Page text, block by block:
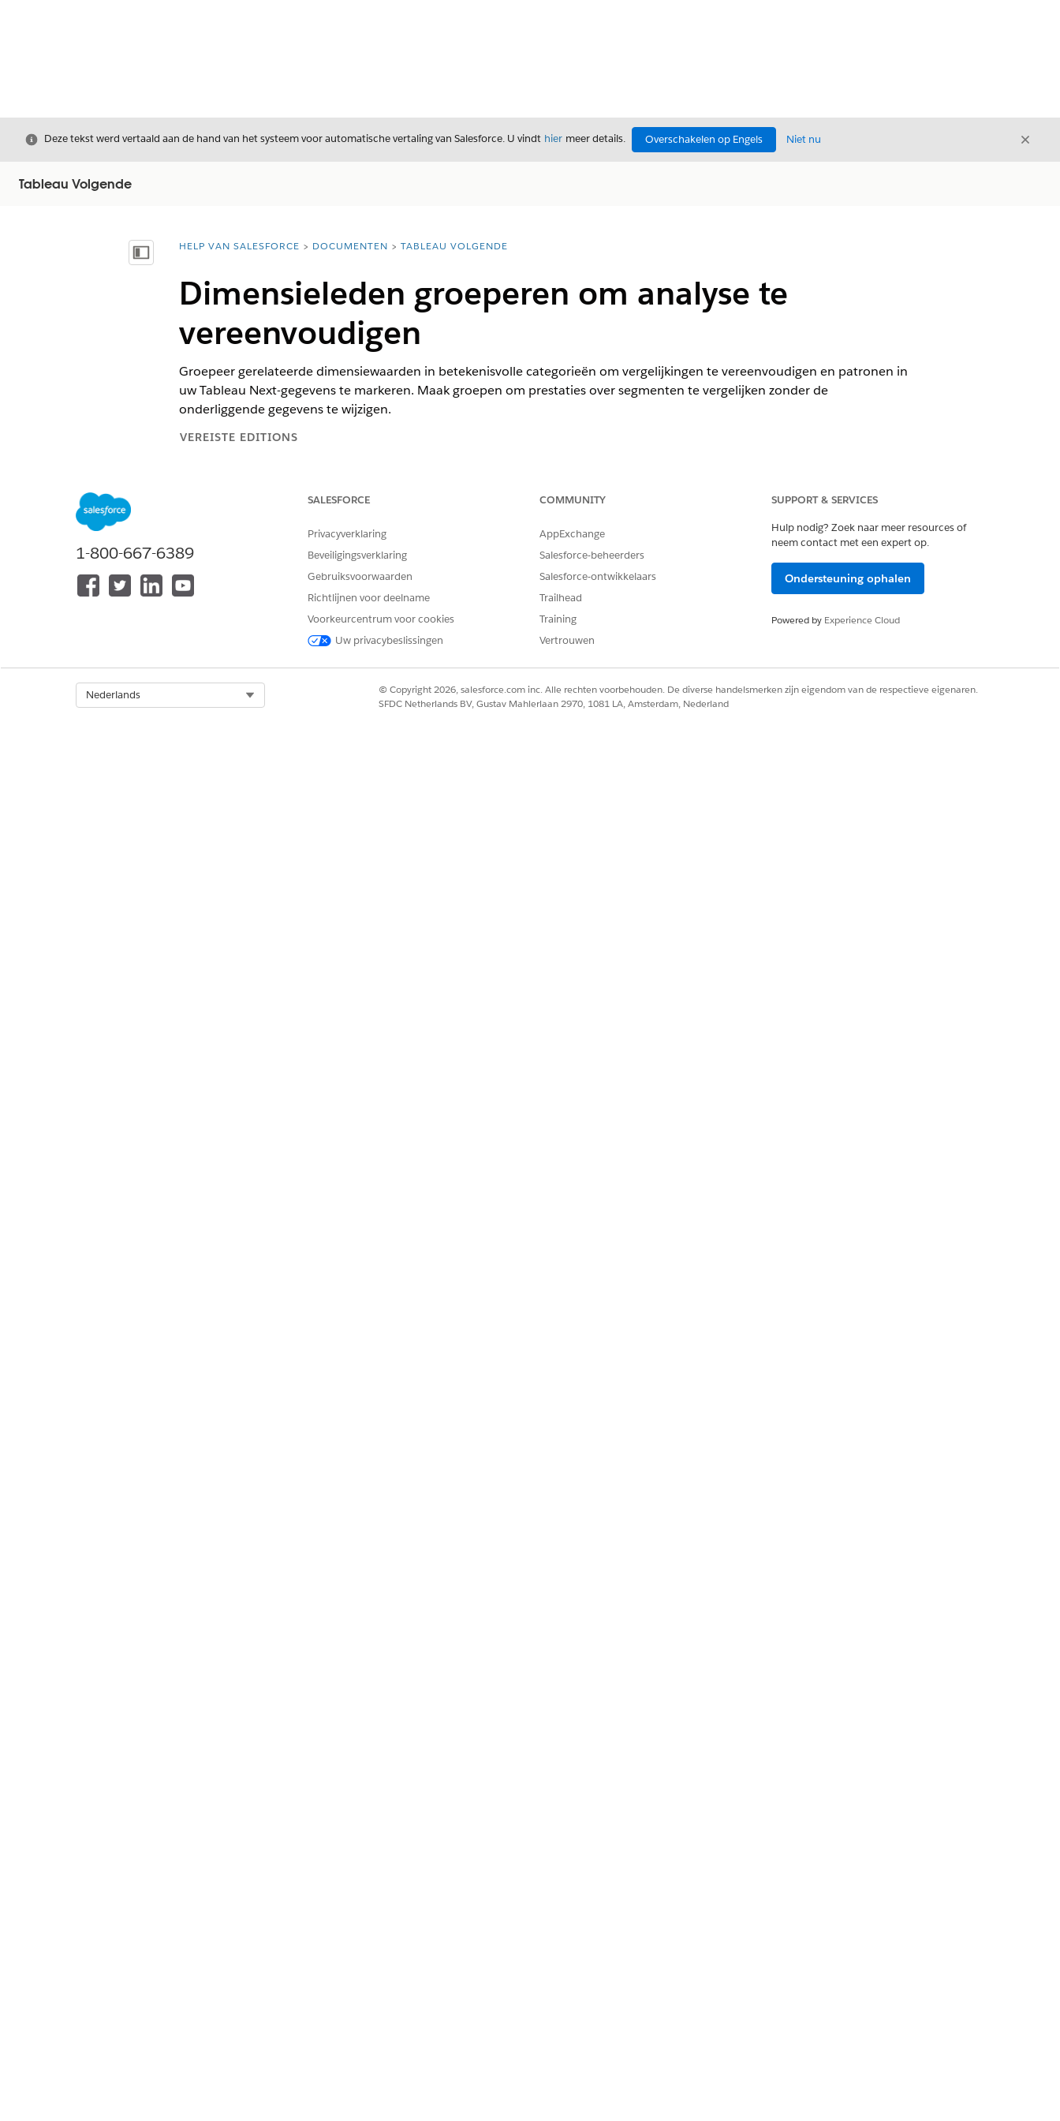
Sluiten
Deze tekst werd vertaald aan de hand van het systeem voor automatische vertaling van Salesforce. U vindt hier meer details. Overschakelen op Engels Niet nu Sluiten
Tableau Volgende
Inhoudsopgave weergeven
U bent hier:
HELP VAN SALESFORCE DOCUMENTEN TABLEAU VOLGENDE
Dimensieleden groeperen om analyse te
vereenvoudigen
Groepeer gerelateerde dimensiewaarden in betekenisvolle categorieën om vergelijkingen te vereenvoudigen en patronen in
uw Tableau Next-gegevens te markeren. Maak groepen om prestaties over segmenten te vergelijken zonder de
onderliggende gegevens te wijzigen.
VEREISTE EDITIONS
Groepen gebruiken in Tableau Next: Machtigingenset
Tableau Unmetered Platform Analyst of Tableau
Next Platform Analyst
Maak bijvoorbeeld groepen voor staten op basis van winstgevendheid en vergelijk de prestaties in de Top 10 staten, Bottom
10 staten en Overige om winstgevendheid in alle segmenten te vergelijken en snel leidende en onderpresterende staten te
SelecteerGroep makenin het contextmenu van het dimensieveld.
Geef de naam van de groep op en optioneel een beschrijving.
Groepsleden definiëren.
1-800-667-6389
SALESFORCE
Privacyverklaring
Beveiligingsverklaring
Gebruiksvoorwaarden
Richtlijnen voor deelname
Voorkeurcentrum voor cookies
Uw privacybeslissingen
COMMUNITY
AppExchange
Salesforce-beheerders
Salesforce-ontwikkelaars
Trailhead
Training
Vertrouwen
SUPPORT & SERVICES
Hulp nodig? Zoek naar meer resources of
neem contact met een expert op.
Ondersteuning ophalen
Powered by Experience Cloud
Nederlands
© Copyright 2026, salesforce.com inc. Alle rechten voorbehouden. De diverse handelsmerken zijn eigendom van de respectieve eigenaren.
SFDC Netherlands BV, Gustav Mahlerlaan 2970, 1081 LA, Amsterdam, Nederland